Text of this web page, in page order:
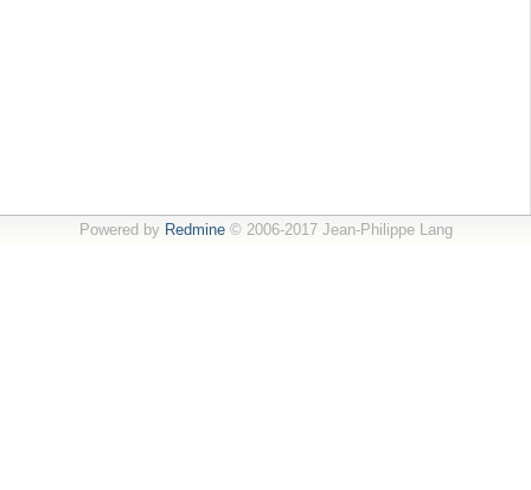
Powered by Redmine© 2006-2017 Jean-Philippe Lang